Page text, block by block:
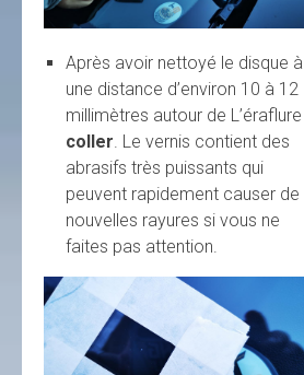
Après avoir nettoyé le disque à
une distance d’environ 10 à 12
millimètres autour de L’éraflure
coller. Le vernis contient des
abrasifs très puissants qui
peuvent rapidement causer de
nouvelles rayures si vous ne
faites pas attention.